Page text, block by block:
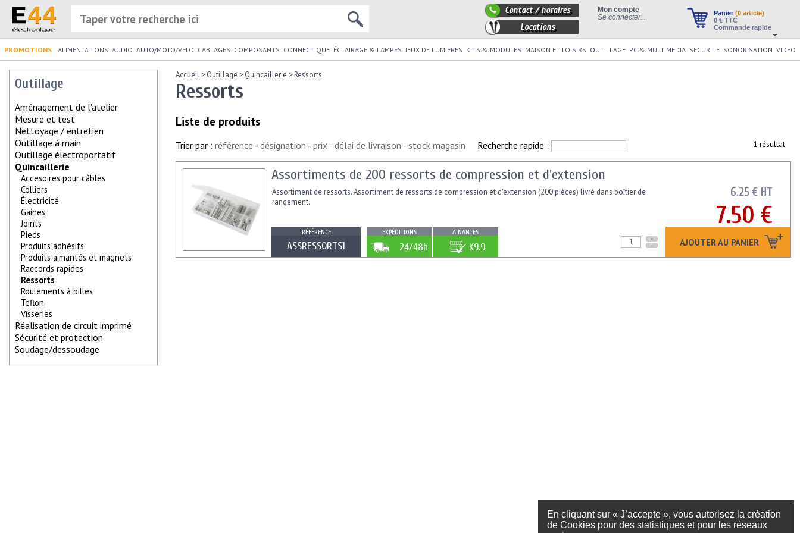
En cliquant sur « J’accepte », vous autorisez la création
de Cookies pour des statistiques et pour les réseaux
Panier (0 article)
0 € TTC
Commande rapide
Mon compte
Se connecter...
Contact / horaires
Locations
PROMOTIONS ALIMENTATIONS AUDIO AUTO/MOTO/VELO CABLAGES COMPOSANTS CONNECTIQUE ÉCLAIRAGE & LAMPES JEUX DE LUMIERES KITS & MODULES MAISON ET LOISIRS OUTILLAGE PC & MULTIMEDIA SECURITE SONORISATION VIDEO
Outillage
Aménagement de l'atelier
Mesure et test
Nettoyage / entretien
Outillage à main
Outillage électroportatif
Quincaillerie
Accesoires pour câbles
Colliers
Électricité
Gaines
Joints
Pieds
Produits adhésifs
Produits aimantés et magnets
Raccords rapides
Ressorts
Roulements à billes
Teflon
Visseries
Réalisation de circuit imprimé
Sécurité et protection
Soudage/dessoudage
Accueil > Outillage > Quincaillerie >Ressorts
Ressorts
Liste de produits
1 résultat
Trier par : référence - désignation - prix - délai de livraison - stock magasin Recherche rapide :
6.25 € HT
7.50 €
AJOUTER AU PANIER
Assortiments de 200 ressorts de compression et d'extension
Assortiment de ressorts. Assortiment de ressorts de compression et d'extension (200 pièces) livré dans boîtier de
rangement.
RÉFÉRENCE
ASSRESSORTS1
EXPÉDITIONS
24/48h
À NANTES
K9.9
+
-